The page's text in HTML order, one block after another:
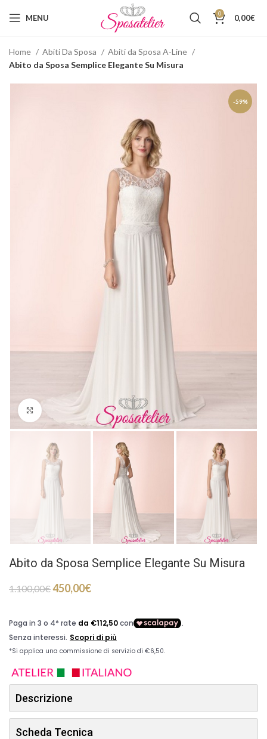
MENU 0 0,00€
Home Abiti Da Sposa
Abiti da Sposa A-Line
Abito da Sposa Semplice Elegante Su Misura
-59%
Click to enlarge
Abito da Sposa Semplice Elegante Su Misura
1.100,00€450,00€
Descrizione
Scheda Tecnica